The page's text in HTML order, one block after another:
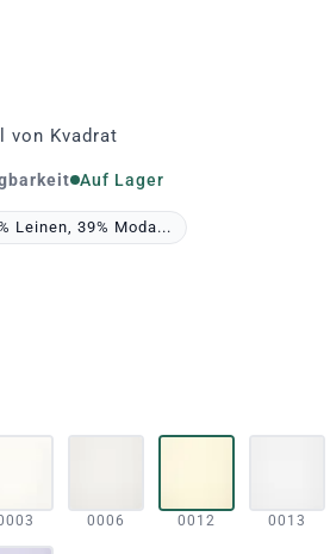
von Kvadrat
Auf Lager
Leinen, 39% Moda...
0006 0012 0013